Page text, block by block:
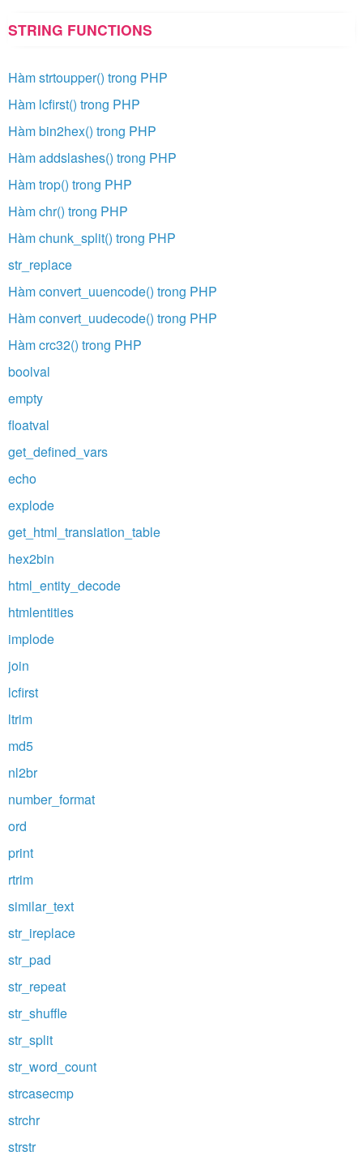
STRING FUNCTIONS
Hàm strtoupper() trong PHP
Hàm lcfirst() trong PHP
Hàm bin2hex() trong PHP
Hàm addslashes() trong PHP
Hàm trop() trong PHP
Hàm chr() trong PHP
Hàm chunk_split() trong PHP
str_replace
Hàm convert_uuencode() trong PHP
Hàm convert_uudecode() trong PHP
Hàm crc32() trong PHP
boolval
empty
floatval
get_defined_vars
echo
explode
get_html_translation_table
hex2bin
html_entity_decode
htmlentities
implode
join
lcfirst
ltrim
md5
nl2br
number_format
ord
print
rtrim
similar_text
str_ireplace
str_pad
str_repeat
str_shuffle
str_split
str_word_count
strcasecmp
strchr
strstr